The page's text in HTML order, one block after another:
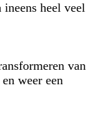
ineens heel veel
van
weer een